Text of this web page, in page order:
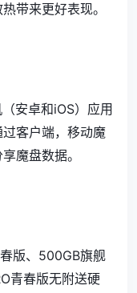
带来更好表现。
安卓和iOS）应用
客户端，移动魔
魔盘数据。
版、500GB旗舰
青春版无附送硬